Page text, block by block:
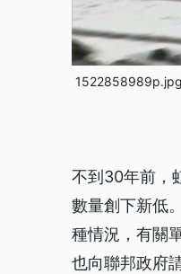
1522858989p.jpg
不到30年前，
數量創下新低
種情況，有關
也向聯邦政府